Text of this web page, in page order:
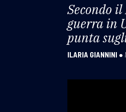
Secondo
guerra in
punta
ILARIA GIANNINI ●